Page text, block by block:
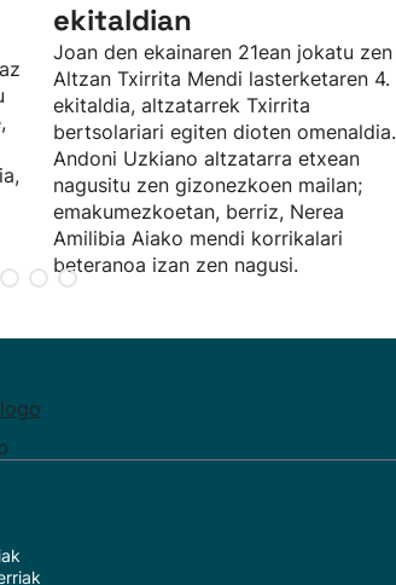
ekitaldian
Joan den ekainaren 21ean jokatu zen
Altzan Txirrita Mendi lasterketaren 4.
ekitaldia, altzatarrek Txirrita
bertsolariari egiten dioten omenaldia.
Andoni Uzkiano altzatarra etxean
nagusitu zen gizonezkoen mailan;
emakumezkoetan, berriz, Nerea
Amilibia Aiako mendi korrikalari
beteranoa izan zen nagusi.